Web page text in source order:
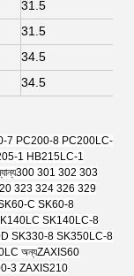
31.5
31.5
34.5
34.5
7 PC200-8 PC200LC-
1 HB215LC-1
300 301 302 303
323 324 326 329
C SK60-8
SK140LC-8
SK330-8 SK350LC-8
অন্যZAXIS60
3 ZAXIS210